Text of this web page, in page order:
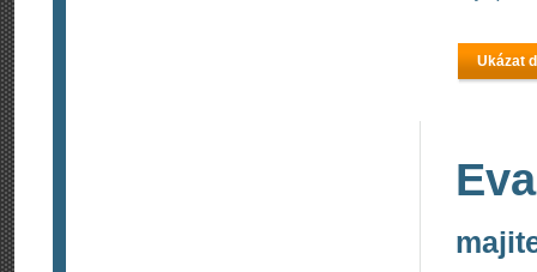
Ukázat